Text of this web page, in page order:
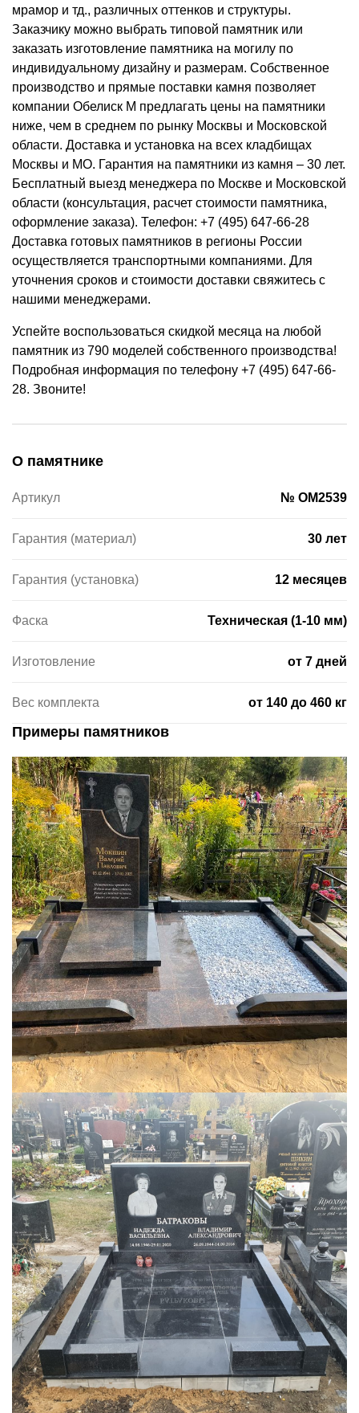
мрамор и тд., различных оттенков и структуры.
Заказчику можно выбрать типовой памятник или
заказать изготовление памятника на могилу по
индивидуальному дизайну и размерам. Собственное
производство и прямые поставки камня позволяет
компании Обелиск М предлагать цены на памятники
ниже, чем в среднем по рынку Москвы и Московской
области. Доставка и установка на всех кладбищах
Москвы и МО. Гарантия на памятники из камня – 30 лет.
Бесплатный выезд менеджера по Москве и Московской
области (консультация, расчет стоимости памятника,
оформление заказа). Телефон: +7 (495) 647-66-28
Доставка готовых памятников в регионы России
осуществляется транспортными компаниями. Для
уточнения сроков и стоимости доставки свяжитесь с
нашими менеджерами.
Успейте воспользоваться скидкой месяца на любой
памятник из 790 моделей собственного производства!
Подробная информация по телефону +7 (495) 647-66-
28. Звоните!
О памятнике
Артикул № OM2539
Гарантия (материал) 30 лет
Гарантия (установка) 12 месяцев
Фаска Техническая (1-10 мм)
Изготовление от 7 дней
Вес комплекта от 140 до 460 кг
Примеры памятников